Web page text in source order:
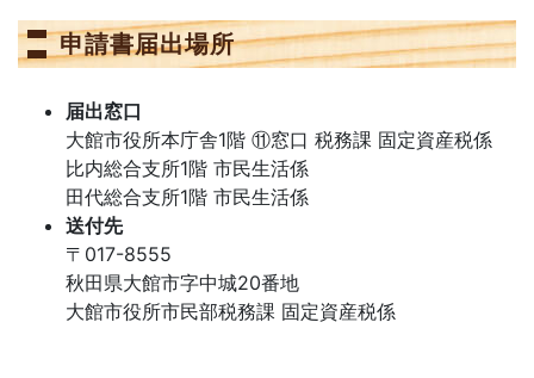
申請書届出場所
届出窓口
大館市役所本庁舎1階 ⑪窓口 税務課 固定資産税係
比内総合支所1階 市民生活係
田代総合支所1階 市民生活係
送付先
〒017-8555
秋田県大館市字中城20番地
大館市役所市民部税務課 固定資産税係